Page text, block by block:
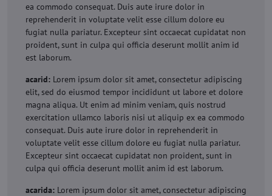
ea commodo consequat. Duis aute irure dolor in
reprehenderit in voluptate velit esse cillum dolore eu
fugiat nulla pariatur. Excepteur sint occaecat cupidatat non
proident, sunt in culpa qui officia deserunt mollit anim id
est laborum.
acarid: Lorem ipsum dolor sit amet, consectetur adipiscing
elit, sed do eiusmod tempor incididunt ut labore et dolore
magna aliqua. Ut enim ad minim veniam, quis nostrud
exercitation ullamco laboris nisi ut aliquip ex ea commodo
consequat. Duis aute irure dolor in reprehenderit in
voluptate velit esse cillum dolore eu fugiat nulla pariatur.
Excepteur sint occaecat cupidatat non proident, sunt in
culpa qui officia deserunt mollit anim id est laborum.
acarida: Lorem ipsum dolor sit amet, consectetur adipiscing